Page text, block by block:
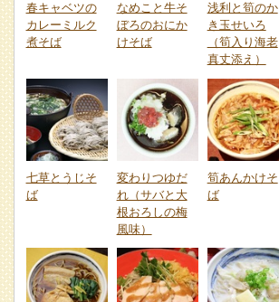
春キャベツの
カレーミルク
煮そば
なめこと牛そ
ぼろのおにか
けそば
浅利と筍のか
き玉せいろ
（筍入り海老
真丈添え）
七草とうじそ
ば
変わりつゆだ
れ（サバと大
根おろしの梅
風味）
筍あんかけそ
ば